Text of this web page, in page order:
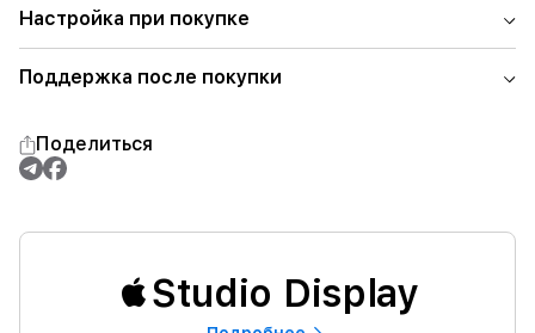
Настройка при покупке
Поддержка после покупки
Поделиться
Studio Display